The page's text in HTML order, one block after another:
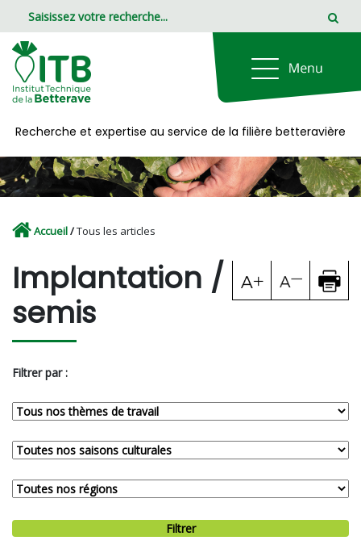
Recherche et expertise au service de la filière betteravière
Accueil/Tous les articles
Implantation /
semis
Filtrer par :
Filtrer
Panneau de gestion des cookies